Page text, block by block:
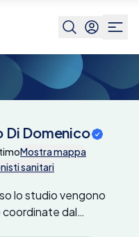
Domenico
Mostra mappa
sanitari
lo studio vengono
dal
con passione ed